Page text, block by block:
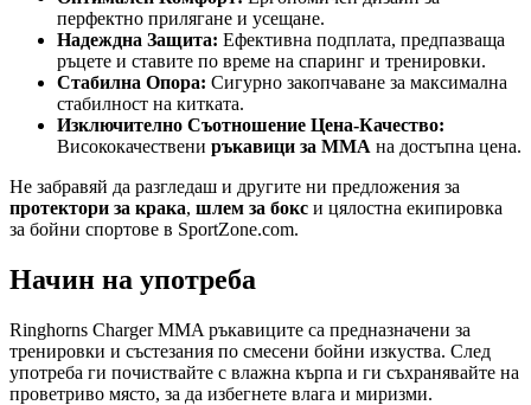
перфектно прилягане и усещане.
Надеждна Защита: Ефективна подплата, предпазваща
ръцете и ставите по време на спаринг и тренировки.
Стабилна Опора: Сигурно закопчаване за максимална
стабилност на китката.
Изключително Съотношение Цена-Качество:
Висококачествени ръкавици за ММА на достъпна цена.
Не забравяй да разгледаш и другите ни предложения за
протектори за крака, шлем за бокс и цялостна екипировка
за бойни спортове в SportZone.com.
Начин на употреба
Ringhorns Charger MMA ръкавиците са предназначени за
тренировки и състезания по смесени бойни изкуства. След
употреба ги почиствайте с влажна кърпа и ги съхранявайте на
проветриво място, за да избегнете влага и миризми.